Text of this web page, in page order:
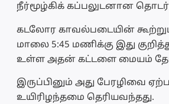
நீர்மூழ்கிக் கப்பலுடனான
கடலோர காவல்படையின்
மாலை 5:45 மணிக்கு இது
உள்ள அதன் கட்டளை மையம்
இருப்பினும் அது பேரழிவை
உயிரிழந்தமை தெரியவந்தது.